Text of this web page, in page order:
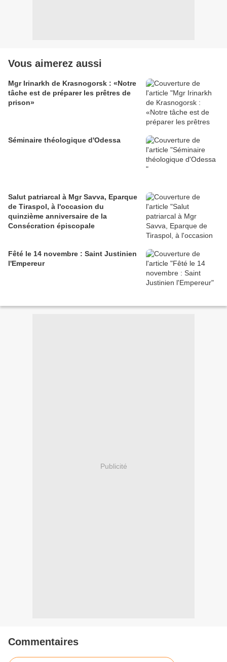
Vous aimerez aussi
Mgr Irinarkh de Krasnogorsk : «Notre
tâche est de préparer les prêtres de
prison»
Séminaire théologique d'Odessa
Salut patriarcal à Mgr Savva, Eparque
de Tiraspol, à l'occasion du
quinzième anniversaire de la
Consécration épiscopale
Fêté le 14 novembre : Saint Justinien
l'Empereur
Publicité
Commentaires